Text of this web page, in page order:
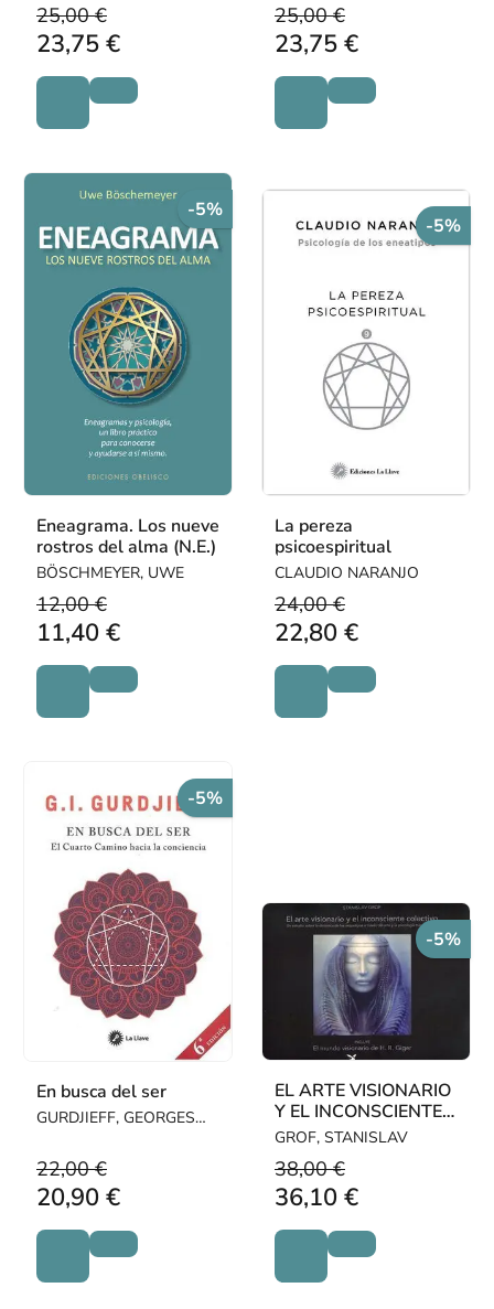
25,00 €
23,75 €
25,00 €
23,75 €
-5%
Eneagrama. Los nueve
rostros del alma (N.E.)
BÖSCHMEYER, UWE
12,00 €
11,40 €
-5%
La pereza
psicoespiritual
CLAUDIO NARANJO
24,00 €
22,80 €
-5%
En busca del ser
GURDJIEFF, GEORGES
22,00 €
20,90 €
-5%
EL ARTE VISIONARIO
Y EL INCONSCIENTE
COLECTIVO
GROF, STANISLAV
38,00 €
36,10 €